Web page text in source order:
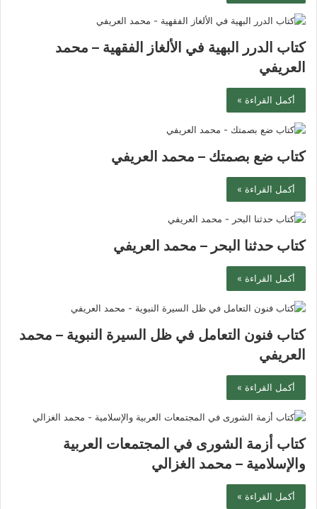
كتاب الدرر البهية في الألغاز الفقهية – محمد
العريفي
أكمل القراءة »
كتاب ضع بصمتك – محمد العريفي
أكمل القراءة »
كتاب حدثنا البحر – محمد العريفي
أكمل القراءة »
كتاب فنون التعامل في ظل السيرة النبوية – محمد
العريفي
أكمل القراءة »
كتاب أزمة الشورى في المجتمعات العربية
والإسلامية – محمد الغزالي
أكمل القراءة »